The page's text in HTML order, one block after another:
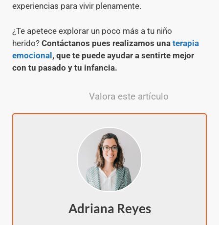
experiencias para vivir plenamente.
¿Te apetece explorar un poco más a tu niño
herido? Contáctanos pues realizamos una terapia
emocional, que te puede ayudar a sentirte mejor
con tu pasado y tu infancia.
Valora este artículo
Adriana Reyes